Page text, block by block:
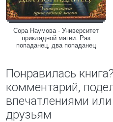
Сора Наумова - Университет
прикладной магии. Раз
попаданец, два попаданец
Понравилась
комментарий,
впечатлениями
друзьям